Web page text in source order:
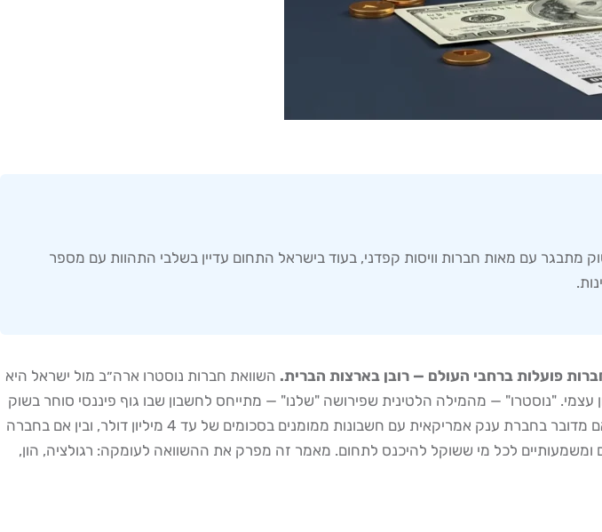
מתבגר עם מאות חברות וויסות קפדני, בעוד בישראל התחום עדיין בשלבי התהוות עם מספר
השוואת חברות נוסטרו ארה״ב מול ישראל היא
"נוסטרו" — מהמילה הלטינית שפירושה "שלנו" — מתייחס לחשבון שבו גוף פיננסי סוחר בשוק
ההון באמצעות כספיו שלו בלבד, ומאפשר לסוחרים חיצוניים לקבל מימון ולהפיק אחוז מהרווחים. בין אם מדובר בחברת ענק אמריקאית עם חשבונות ממומנים בסכומים של עד 4 מיליון דולר, ובין אם בחברה
הם מהותיים ומשמעותיים לכל מי ששוקל להיכנס לתחום. מאמר זה מפרק את ההשוואה לעומקה: רגולציה, הון,